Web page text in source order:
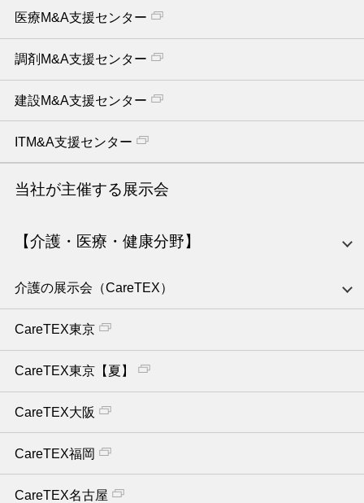
医療M&A支援センター
調剤M&A支援センター
建設M&A支援センター
ITM&A支援センター
当社が主催する展示会
【介護・医療・健康分野】
介護の展示会（CareTEX）
CareTEX東京
CareTEX東京【夏】
CareTEX大阪
CareTEX福岡
CareTEX名古屋